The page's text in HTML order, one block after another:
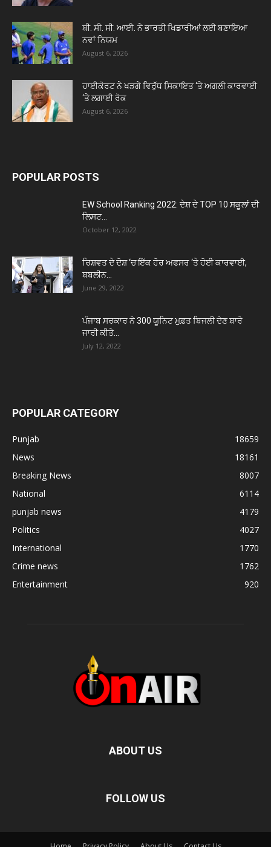
ਬੀ. ਸੀ. ਸੀ. ਆਈ. ਨੇ ਭਾਰਤੀ ਖਿਡਾਰੀਆਂ ਲਈ ਬਣਾਇਆ
ਨਵਾਂ ਨਿਯਮ
August 6, 2026
ਹਾਈਕੋਰਟ ਨੇ ਖੜਗੇ ਵਿਰੁੱਧ ਸਿ਼ਕਾਇਤ ‘ਤੇ ਅਗਲੀ ਕਾਰਵਾਈ
‘ਤੇ ਲਗਾਈ ਰੋਕ
August 6, 2026
POPULAR POSTS
EW School Ranking 2022: ਦੇਸ਼ ਦੇ TOP 10 ਸਕੂਲਾਂ ਦੀ
ਲਿਸਟ...
October 12, 2022
ਰਿਸ਼ਵਤ ਦੇ ਦੋਸ਼ ‘ਚ ਇੱਕ ਹੋਰ ਅਫਸਰ ‘ਤੇ ਹੋਈ ਕਾਰਵਾਈ,
ਬਬਲੀਨ...
June 29, 2022
ਪੰਜਾਬ ਸਰਕਾਰ ਨੇ 300 ਯੂਨਿਟ ਮੁਫ਼ਤ ਬਿਜਲੀ ਦੇਣ ਬਾਰੇ
ਜਾਰੀ ਕੀਤੇ...
July 12, 2022
POPULAR CATEGORY
Punjab
18659
News
18161
Breaking News
8007
National
6114
punjab news
4179
Politics
4027
International
1770
Crime news
1762
Entertainment
920
ABOUT US
FOLLOW US